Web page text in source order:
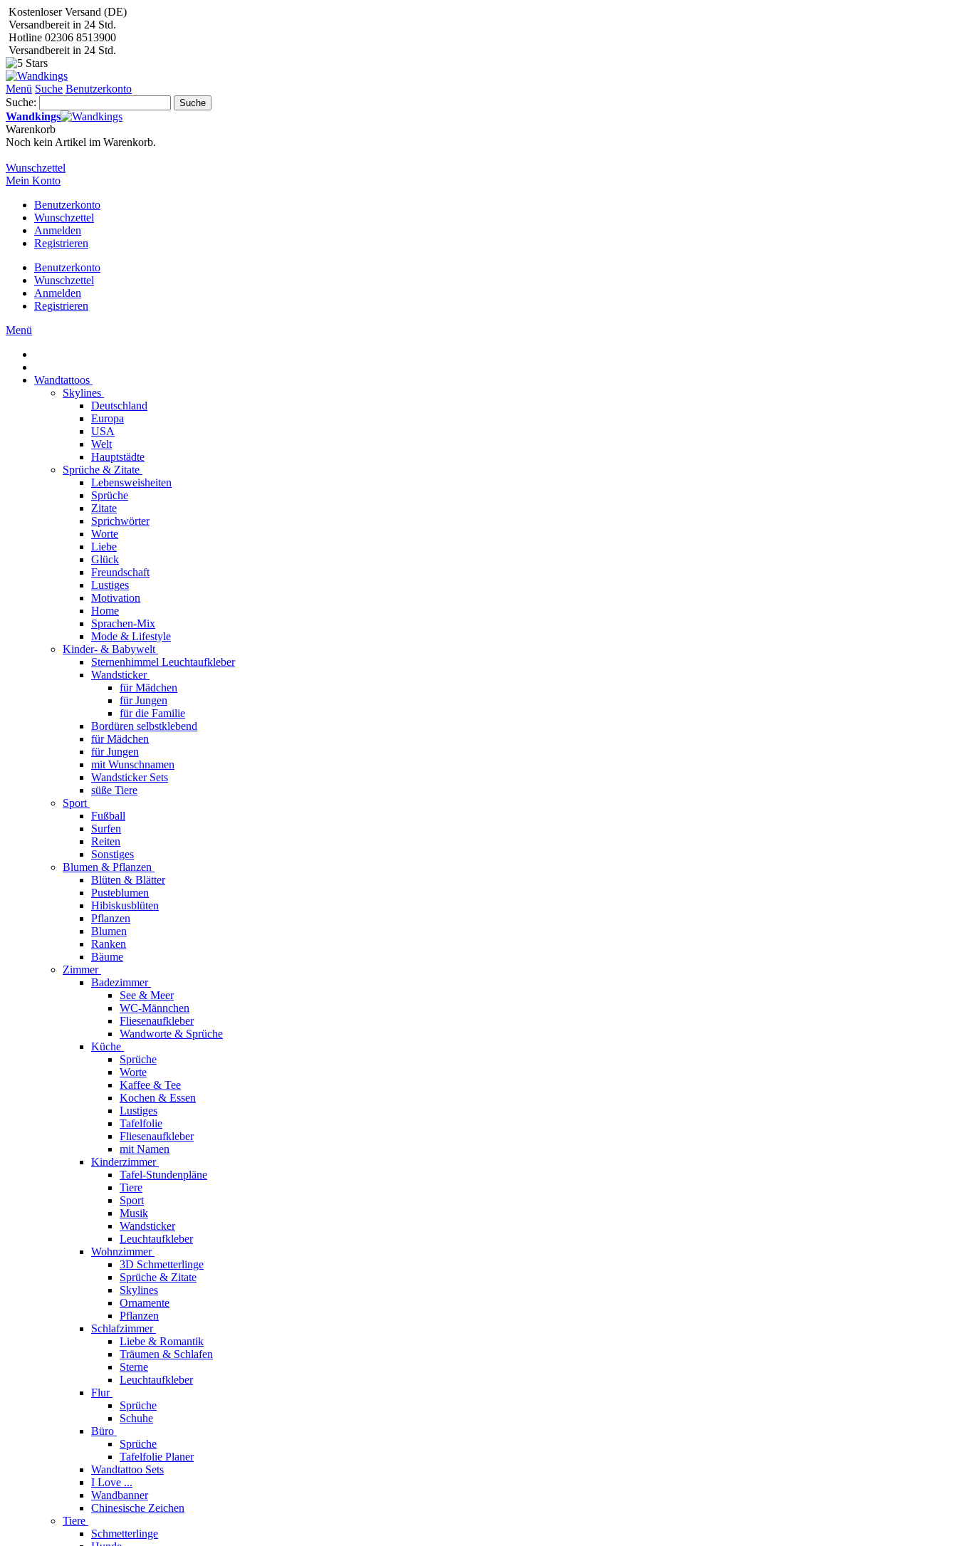
Kostenloser Versand (DE)
Versandbereit in 24 Std.
Hotline 02306 8513900
Versandbereit in 24 Std.
Menü Suche Benutzerkonto
Suche:
Suche
Wandkings
Warenkorb
Noch kein Artikel im Warenkorb.
Wunschzettel
Mein Konto
Benutzerkonto
Wunschzettel
Anmelden
Registrieren
Benutzerkonto
Wunschzettel
Anmelden
Registrieren
Menü
Wandtattoos
Skylines
Deutschland
Europa
USA
Welt
Hauptstädte
Sprüche & Zitate
Lebensweisheiten
Sprüche
Zitate
Sprichwörter
Worte
Liebe
Glück
Freundschaft
Lustiges
Motivation
Home
Sprachen-Mix
Mode & Lifestyle
Kinder- & Babywelt
Sternenhimmel Leuchtaufkleber
Wandsticker
für Mädchen
für Jungen
für die Familie
Bordüren selbstklebend
für Mädchen
für Jungen
mit Wunschnamen
Wandsticker Sets
süße Tiere
Sport
Fußball
Surfen
Reiten
Sonstiges
Blumen & Pflanzen
Blüten & Blätter
Pusteblumen
Hibiskusblüten
Pflanzen
Blumen
Ranken
Bäume
Zimmer
Badezimmer
See & Meer
WC-Männchen
Fliesenaufkleber
Wandworte & Sprüche
Küche
Sprüche
Worte
Kaffee & Tee
Kochen & Essen
Lustiges
Tafelfolie
Fliesenaufkleber
mit Namen
Kinderzimmer
Tafel-Stundenpläne
Tiere
Sport
Musik
Wandsticker
Leuchtaufkleber
Wohnzimmer
3D Schmetterlinge
Sprüche & Zitate
Skylines
Ornamente
Pflanzen
Schlafzimmer
Liebe & Romantik
Träumen & Schlafen
Sterne
Leuchtaufkleber
Flur
Sprüche
Schuhe
Büro
Sprüche
Tafelfolie Planer
Wandtattoo Sets
I Love ...
Wandbanner
Chinesische Zeichen
Tiere
Schmetterlinge